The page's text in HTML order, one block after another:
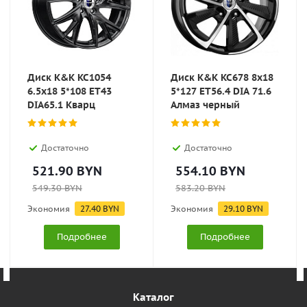
Диск K&K KC1054
6.5x18 5*108 ET43
DIA65.1 Кварц
Достаточно
521.90 BYN
549.30BYN
Экономия 27.40 BYN
Подробнее
Диск K&K KC678 8x18
5*127 ET56.4 DIA 71.6
Алмаз черный
Достаточно
554.10 BYN
583.20BYN
Экономия 29.10 BYN
Подробнее
Каталог